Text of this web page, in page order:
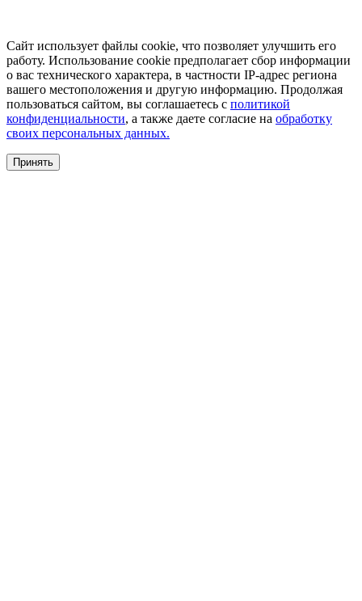
Сайт использует файлы cookie, что позволяет улучшить его
работу. Использование cookie предполагает сбор информации
о вас технического характера, в частности IP-адрес региона
вашего местоположения и другую информацию. Продолжая
пользоваться сайтом, вы соглашаетесь с политикой
конфиденциальности, а также даете согласие на обработку
своих персональных данных.
Принять